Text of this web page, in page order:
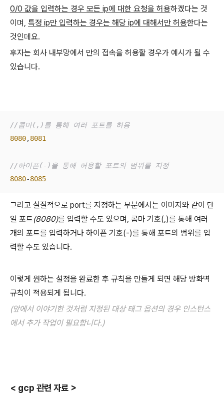
0/0 값을 입력하는 경우 모든 ip에 대한 요청을 허용하겠다는 것
이며, 특정 ip만 입력하는 경우는 해당 ip에 대해서만 허용한다는
것인데요.
후자는 회사 내부망에서 만의 접속을 허용할 경우가 예시가 될 수
있습니다.
//콤마(,)를 통해 여러 포트를 허용
8080,8081
//하이픈(-)을 통해 허용할 포트의 범위를 지정
8080-8085
그리고 실질적으로 port를 지정하는 부분에서는 이미지와 같이 단
일 포트(8080)를 입력할 수도 있으며, 콤마 기호(,)를 통해 여러
개의 포트를 입력하거나 하이픈 기호(-)를 통해 포트의 범위를 입
력할 수도 있습니다.
이렇게 원하는 설정을 완료한 후 규칙을 만들게 되면 해당 방화벽
규칙이 적용되게 됩니다.
(앞에서 이야기한 것처럼 지정된 대상 태그 옵션의 경우 인스턴스
에서 추가 작업이 필요합니다.)
< gcp 관련 자료 >